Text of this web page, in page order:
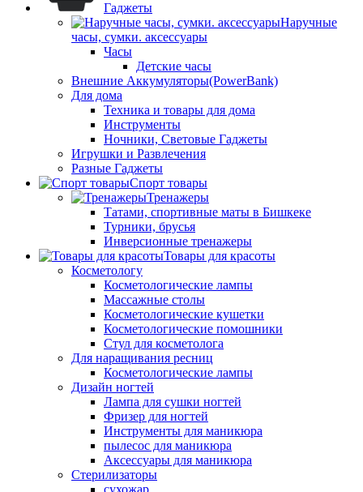
Гаджеты
Наручные
часы, сумки. аксессуары
Часы
Детские часы
Внешние Аккумуляторы(PowerBank)
Для дома
Техника и товары для дома
Инструменты
Ночники, Световые Гаджеты
Игрушки и Развлечения
Разные Гаджеты
Спорт товары
Тренажеры
Татами, спортивные маты в Бишкеке
Турники, брусья
Инверсионные тренажеры
Товары для красоты
Косметологу
Косметологические лампы
Массажные столы
Косметологические кушетки
Косметологические помошники
Стул для косметолога
Для наращивания ресниц
Косметологические лампы
Дизайн ногтей
Лампа для сушки ногтей
Фризер для ногтей
Инструменты для маникюра
пылесос для маникюра
Аксессуары для маникюра
Стерилизаторы